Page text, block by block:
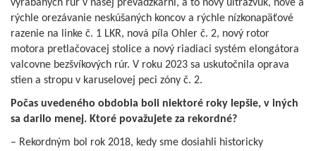
vyrábaných rúr v našej prevádzkarni, a to nový ultrazvuk, nové a
rýchle orezávanie neskúšaných koncov a rýchle nízkonapäťové
razenie na linke č. 1 LKR, nová píla Ohler č. 2, nový rotor
motora pretlačovacej stolice a nový riadiaci systém elongátora
valcovne bezšvíkových rúr. V roku 2023 sa uskutočnila oprava
stien a stropu v karuselovej peci zóny č. 2.
Počas uvedeného obdobia boli niektoré roky lepšie, v iných
sa darilo menej. Ktoré považujete za rekordné?
– Rekordným bol rok 2018, kedy sme dosiahli historicky